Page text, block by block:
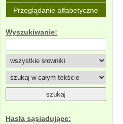
Przeglądanie alfabetyczne
Wyszukiwanie:
Hasła sąsiadujące: